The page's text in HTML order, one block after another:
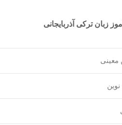
زبان ترکی آذربایجانی
نوین